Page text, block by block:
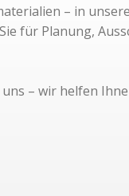
– in
für Planung,
– wir helfen